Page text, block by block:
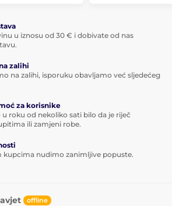
u iznosu od 30 € i dobivate od nas
zalihi
na zalihi, isporuku obavljamo već sljedećeg
za korisnike
u roku od nekoliko sati bilo da je riječ
ili zamjeni robe.
kupcima nudimo zanimljive popuste.
offline